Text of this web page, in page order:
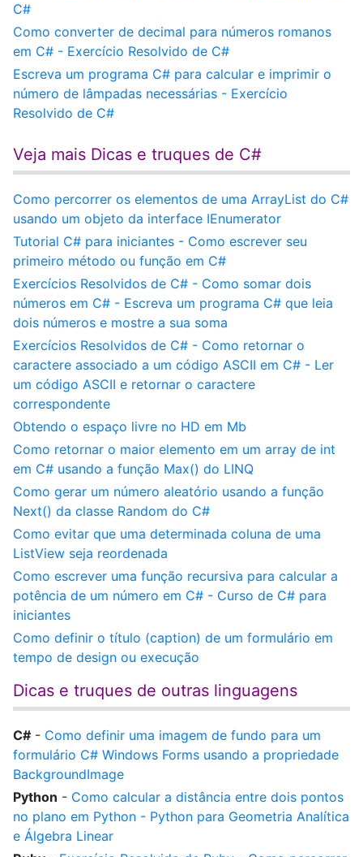
C#
Como converter de decimal para números romanos
em C# - Exercício Resolvido de C#
Escreva um programa C# para calcular e imprimir o
número de lâmpadas necessárias - Exercício
Resolvido de C#
Veja mais Dicas e truques de C#
Como percorrer os elementos de uma ArrayList do C#
usando um objeto da interface IEnumerator
Tutorial C# para iniciantes - Como escrever seu
primeiro método ou função em C#
Exercícios Resolvidos de C# - Como somar dois
números em C# - Escreva um programa C# que leia
dois números e mostre a sua soma
Exercícios Resolvidos de C# - Como retornar o
caractere associado a um código ASCII em C# - Ler
um código ASCII e retornar o caractere
correspondente
Obtendo o espaço livre no HD em Mb
Como retornar o maior elemento em um array de int
em C# usando a função Max() do LINQ
Como gerar um número aleatório usando a função
Next() da classe Random do C#
Como evitar que uma determinada coluna de uma
ListView seja reordenada
Como escrever uma função recursiva para calcular a
potência de um número em C# - Curso de C# para
iniciantes
Como definir o título (caption) de um formulário em
tempo de design ou execução
Dicas e truques de outras linguagens
C# - Como definir uma imagem de fundo para um
formulário C# Windows Forms usando a propriedade
BackgroundImage
Python - Como calcular a distância entre dois pontos
no plano em Python - Python para Geometria Analítica
e Álgebra Linear